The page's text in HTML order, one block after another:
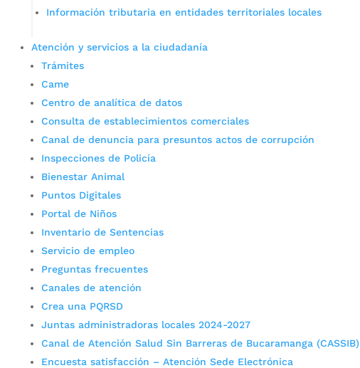
Información tributaria en entidades territoriales locales
Atención y servicios a la ciudadanía
Trámites
Came
Centro de analítica de datos
Consulta de establecimientos comerciales
Canal de denuncia para presuntos actos de corrupción
Inspecciones de Policía
Bienestar Animal
Puntos Digitales
Portal de Niños
Inventario de Sentencias
Servicio de empleo
Preguntas frecuentes
Canales de atención
Crea una PQRSD
Juntas administradoras locales 2024-2027
Canal de Atención Salud Sin Barreras de Bucaramanga (CASSIB)
Encuesta satisfacción – Atención Sede Electrónica